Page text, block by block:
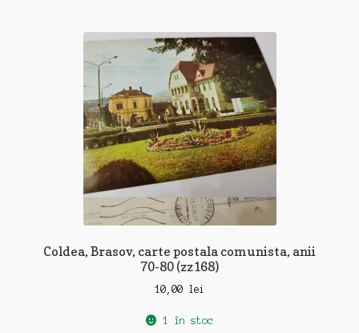
Coldea, Brasov, carte postala comunista, anii
70-80 (zz168)
10,00 lei
1 în stoc